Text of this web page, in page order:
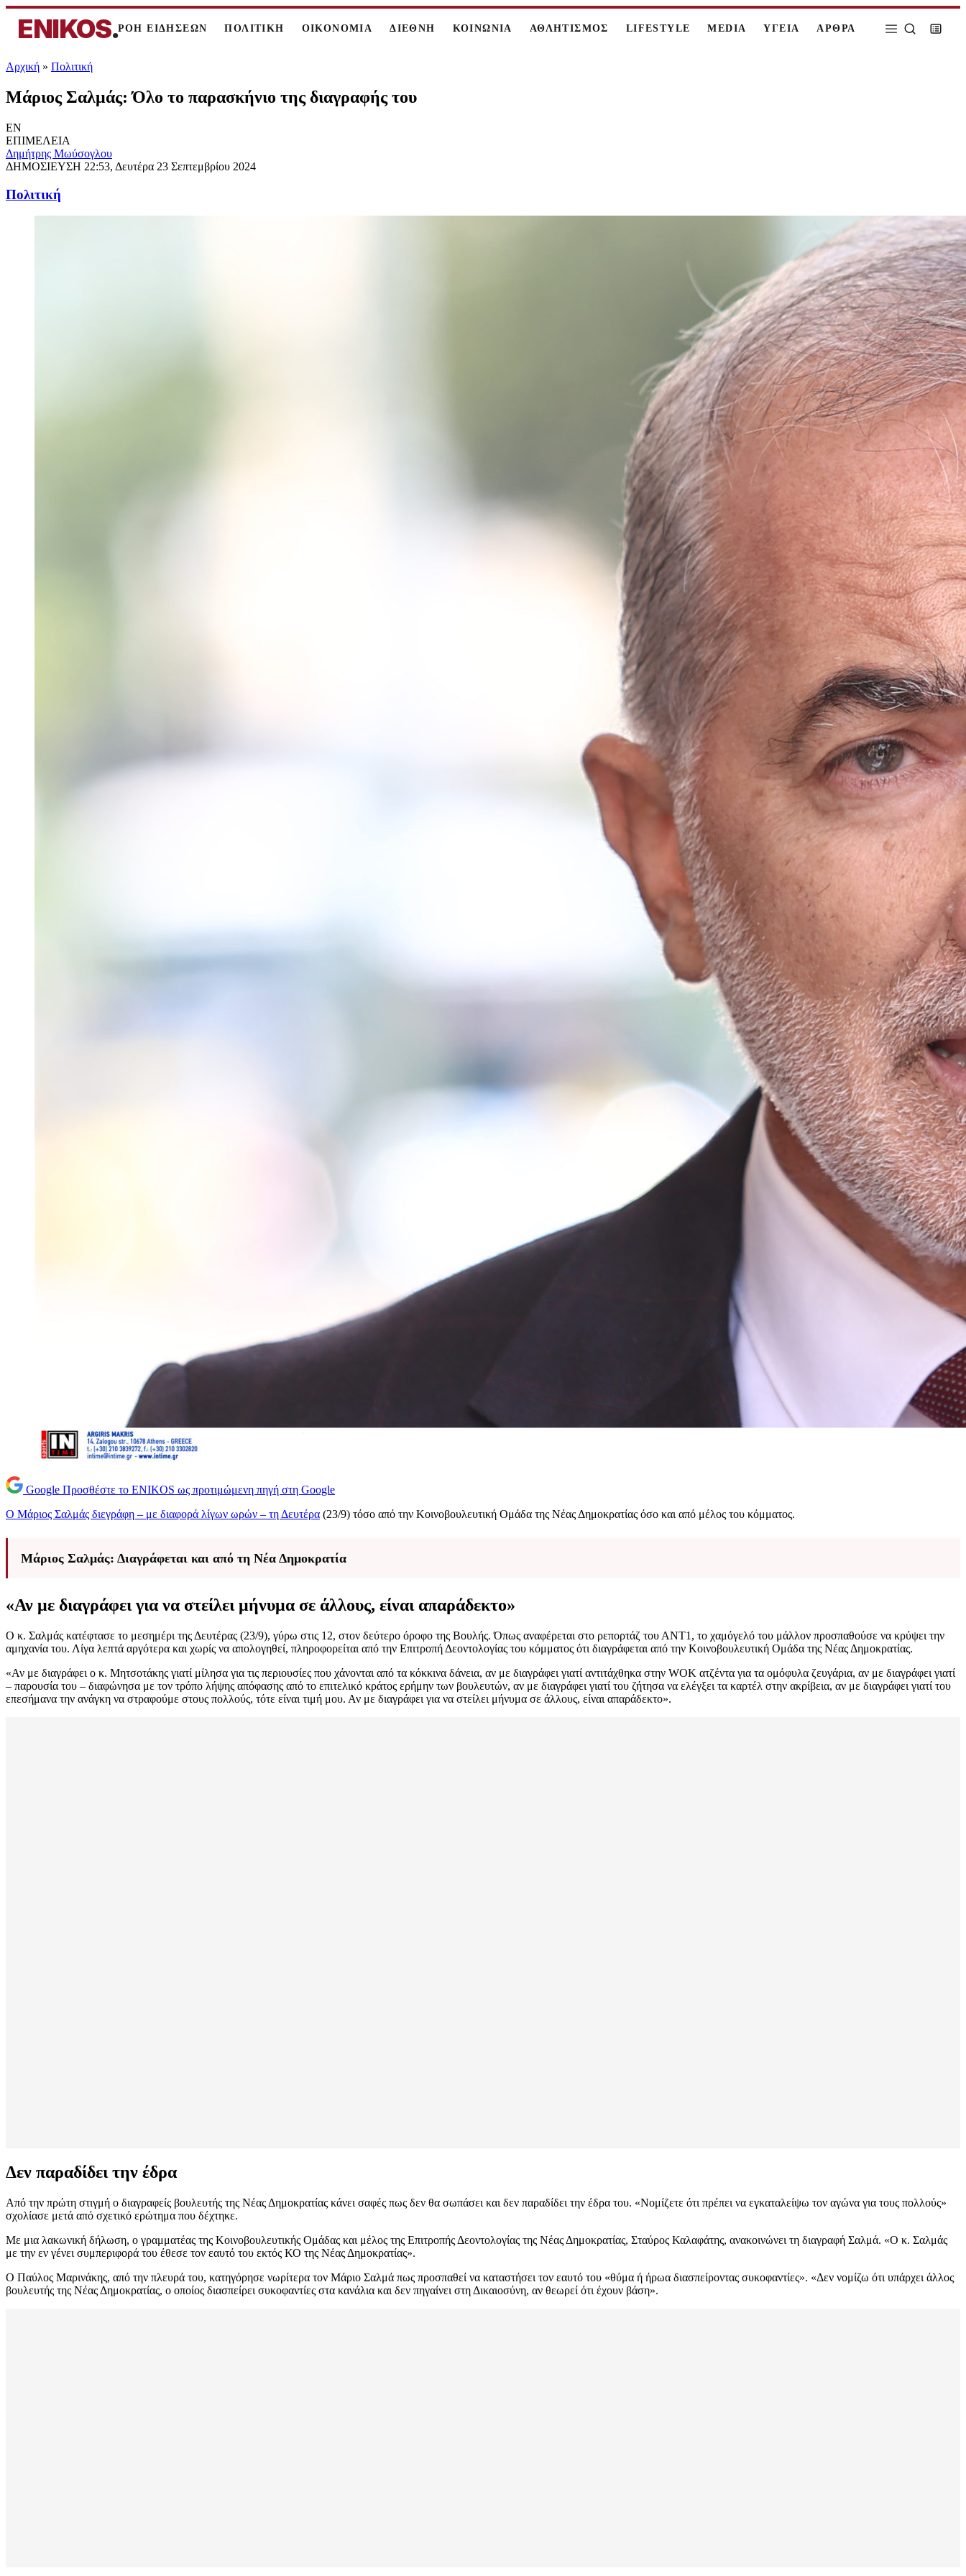
ENIKOS.ΡΟΗ ΕΙΔΗΣΕΩΝ ΠΟΛΙΤΙΚΗ ΟΙΚΟΝΟΜΙΑ ΔΙΕΘΝΗ ΚΟΙΝΩΝΙΑ ΑΘΛΗΤΙΣΜΟΣ LIFESTYLE MEDIA ΥΓΕΙΑ ΑΡΘΡΑ
Αρχική » Πολιτική
Μάριος Σαλμάς: Όλο το παρασκήνιο της διαγραφής του
EN
ΕΠΙΜΕΛΕΙΑ
Δημήτρης Μωύσογλου
ΔΗΜΟΣΙΕΥΣΗ 22:53, Δευτέρα 23 Σεπτεμβρίου 2024
Πολιτική
Google Προσθέστε το ENIKOS ως προτιμώμενη πηγή στη Google
Ο Μάριος Σαλμάς διεγράφη – με διαφορά λίγων ωρών – τη Δευτέρα (23/9) τόσο από την Κοινοβουλευτική Ομάδα της Νέας Δημοκρατίας όσο και από μέλος του κόμματος.
Μάριος Σαλμάς: Διαγράφεται και από τη Νέα Δημοκρατία
«Αν με διαγράφει για να στείλει μήνυμα σε άλλους, είναι απαράδεκτο»
Ο κ. Σαλμάς κατέφτασε το μεσημέρι της Δευτέρας (23/9), γύρω στις 12, στον δεύτερο όροφο της Βουλής. Όπως αναφέρεται στο ρεπορτάζ του ΑΝΤ1, το χαμόγελό του μάλλον προσπαθούσε να κρύψει την
αμηχανία του. Λίγα λεπτά αργότερα και χωρίς να απολογηθεί, πληροφορείται από την Επιτροπή Δεοντολογίας του κόμματος ότι διαγράφεται από την Κοινοβουλευτική Ομάδα της Νέας Δημοκρατίας.
«Αν με διαγράφει ο κ. Μητσοτάκης γιατί μίλησα για τις περιουσίες που χάνονται από τα κόκκινα δάνεια, αν με διαγράφει γιατί αντιτάχθηκα στην WOK ατζέντα για τα ομόφυλα ζευγάρια, αν με διαγράφει γιατί
– παρουσία του – διαφώνησα με τον τρόπο λήψης απόφασης από το επιτελικό κράτος ερήμην των βουλευτών, αν με διαγράφει γιατί του ζήτησα να ελέγξει τα καρτέλ στην ακρίβεια, αν με διαγράφει γιατί του
επεσήμανα την ανάγκη να στραφούμε στους πολλούς, τότε είναι τιμή μου. Αν με διαγράφει για να στείλει μήνυμα σε άλλους, είναι απαράδεκτο».
Δεν παραδίδει την έδρα
Από την πρώτη στιγμή ο διαγραφείς βουλευτής της Νέας Δημοκρατίας κάνει σαφές πως δεν θα σωπάσει και δεν παραδίδει την έδρα του. «Νομίζετε ότι πρέπει να εγκαταλείψω τον αγώνα για τους πολλούς»
σχολίασε μετά από σχετικό ερώτημα που δέχτηκε.
Με μια λακωνική δήλωση, ο γραμματέας της Κοινοβουλευτικής Ομάδας και μέλος της Επιτροπής Δεοντολογίας της Νέας Δημοκρατίας, Σταύρος Καλαφάτης, ανακοινώνει τη διαγραφή Σαλμά. «Ο κ. Σαλμάς
με την εν γένει συμπεριφορά του έθεσε τον εαυτό του εκτός ΚΟ της Νέας Δημοκρατίας».
Ο Παύλος Μαρινάκης, από την πλευρά του, κατηγόρησε νωρίτερα τον Μάριο Σαλμά πως προσπαθεί να καταστήσει τον εαυτό του «θύμα ή ήρωα διασπείροντας συκοφαντίες». «Δεν νομίζω ότι υπάρχει άλλος
βουλευτής της Νέας Δημοκρατίας, ο οποίος διασπείρει συκοφαντίες στα κανάλια και δεν πηγαίνει στη Δικαιοσύνη, αν θεωρεί ότι έχουν βάση».